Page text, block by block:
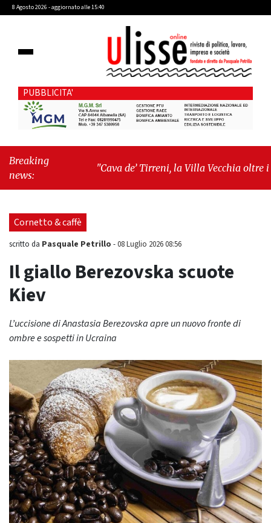
8 Agosto 2026 - aggiornato alle 15:40
PUBBLICITA'
Breaking
news:
"Cava de’ Tirreni, la Villa Vecchia oltre i
seduta consiliare: “Serve chiarezza!”"
Cornetto & caffè
scritto da Pasquale Petrillo -08 Luglio 2026 08:56
Il giallo Berezovska scuote
Kiev
L’uccisione di Anastasia Berezovska apre un nuovo fronte di
ombre e sospetti in Ucraina